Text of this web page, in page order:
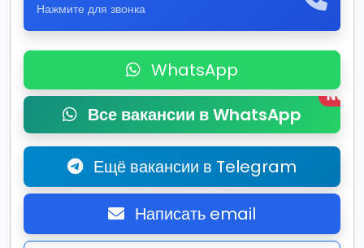
Нажмите для звонка
WhatsApp
Все вакансии в WhatsApp
New
Ещё вакансии в Telegram
Написать email